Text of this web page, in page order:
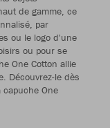
de gamme, ce
par
ou le logo d'une
ou pour se
One Cotton allie
Découvrez-le dès
capuche One